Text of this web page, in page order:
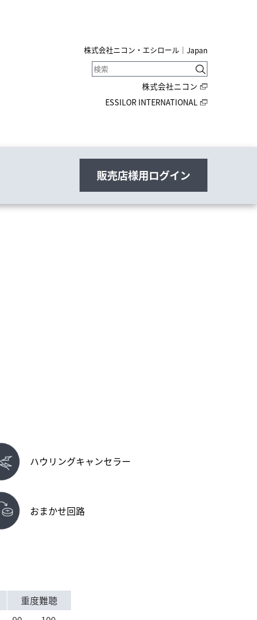
株式会社ニコン・エシロール｜Japan
株式会社ニコン
ESSILOR INTERNATIONAL
販売店様用ログイン
ハウリングキャンセラー
おまかせ回路
重度難聴